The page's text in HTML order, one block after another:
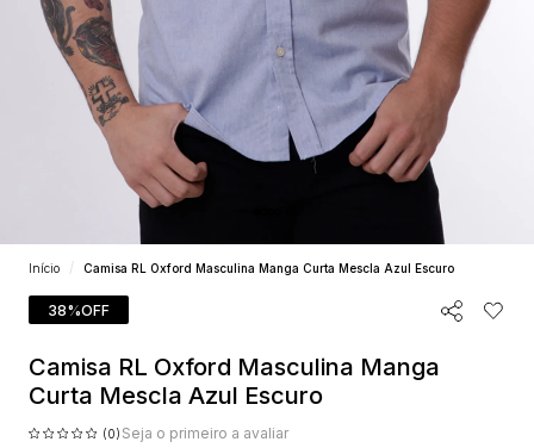
Início Camisa RL Oxford Masculina Manga Curta Mescla Azul Escuro
38%OFF
Camisa RL Oxford Masculina Manga
Curta Mescla Azul Escuro
(0) Seja o primeiro a avaliar